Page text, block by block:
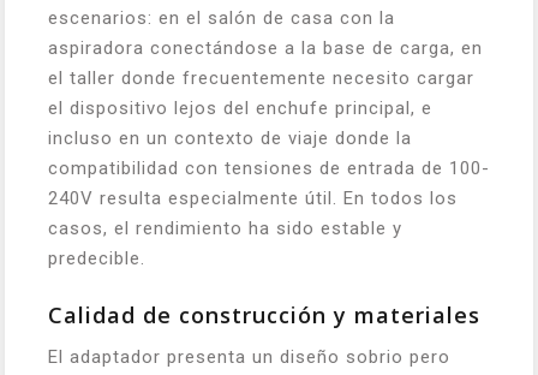
escenarios: en el salón de casa con la
aspiradora conectándose a la base de carga, en
el taller donde frecuentemente necesito cargar
el dispositivo lejos del enchufe principal, e
incluso en un contexto de viaje donde la
compatibilidad con tensiones de entrada de 100-
240V resulta especialmente útil. En todos los
casos, el rendimiento ha sido estable y
predecible.
Calidad de construcción y materiales
El adaptador presenta un diseño sobrio pero